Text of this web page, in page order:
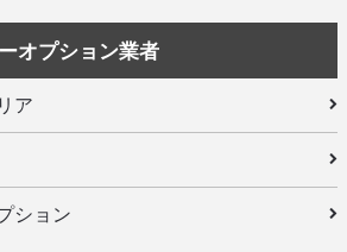
オプション業者
ア
ション